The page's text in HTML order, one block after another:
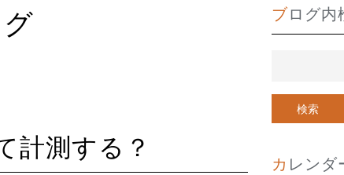
計測する？
ブログ
カレン